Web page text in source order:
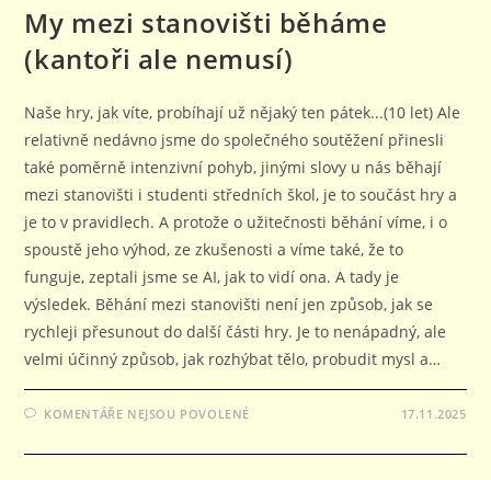
My mezi stanovišti běháme
(kantoři ale nemusí)
Naše hry, jak víte, probíhají už nějaký ten pátek...(10 let) Ale
relativně nedávno jsme do společného soutěžení přinesli
také poměrně intenzivní pohyb, jinými slovy u nás běhají
mezi stanovišti i studenti středních škol, je to součást hry a
je to v pravidlech. A protože o užitečnosti běhání víme, i o
spoustě jeho výhod, ze zkušenosti a víme také, že to
funguje, zeptali jsme se AI, jak to vidí ona. A tady je
výsledek. Běhání mezi stanovišti není jen způsob, jak se
rychleji přesunout do další části hry. Je to nenápadný, ale
velmi účinný způsob, jak rozhýbat tělo, probudit mysl a…
KOMENTÁŘE NEJSOU POVOLENÉ
NÁZVEM
17.11.2025